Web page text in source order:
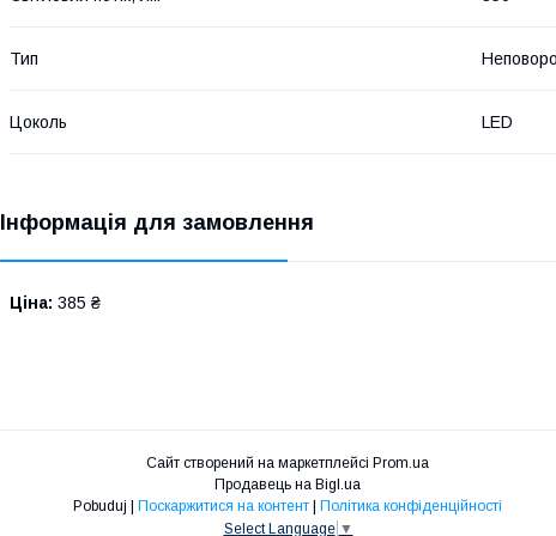
Тип
Цоколь LED
Інформація для замовлення
Ціна: 385 ₴
Сайт створений на маркетплейсі Prom.ua
Продавець на Bigl.ua
Pobuduj | Поскаржитися на контент | Політика конфіденційності
Select Language ▼